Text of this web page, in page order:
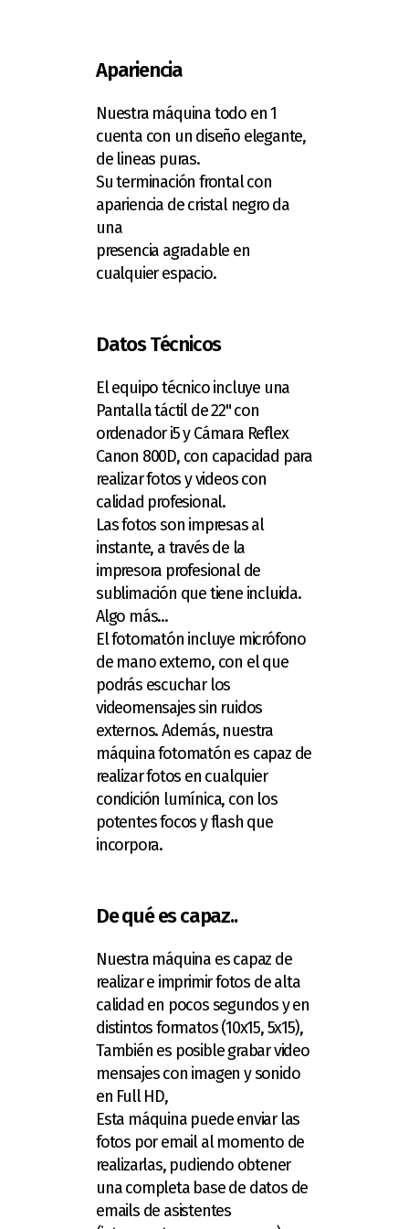
Apariencia
Nuestra máquina todo en 1
cuenta con un diseño elegante,
de lineas puras.
Su terminación frontal con
apariencia de cristal negro da
una
presencia agradable en
cualquier espacio.
Datos Técnicos
El equipo técnico incluye una
Pantalla táctil de 22" con
ordenador i5 y Cámara Reflex
Canon 800D, con capacidad para
realizar fotos y videos con
calidad profesional.
Las fotos son impresas al
instante, a través de la
impresora profesional de
sublimación que tiene incluida.
Algo más...
El fotomatón incluye micrófono
de mano externo, con el que
podrás escuchar los
videomensajes sin ruidos
externos. Además, nuestra
máquina fotomatón es capaz de
realizar fotos en cualquier
condición lumínica, con los
potentes focos y flash que
incorpora.
De qué es capaz..
Nuestra máquina es capaz de
realizar e imprimir fotos de alta
calidad en pocos segundos y en
distintos formatos (10x15, 5x15),
También es posible grabar video
mensajes con imagen y sonido
en Full HD,
Esta máquina puede enviar las
fotos por email al momento de
realizarlas, pudiendo obtener
una completa base de datos de
emails de asistentes